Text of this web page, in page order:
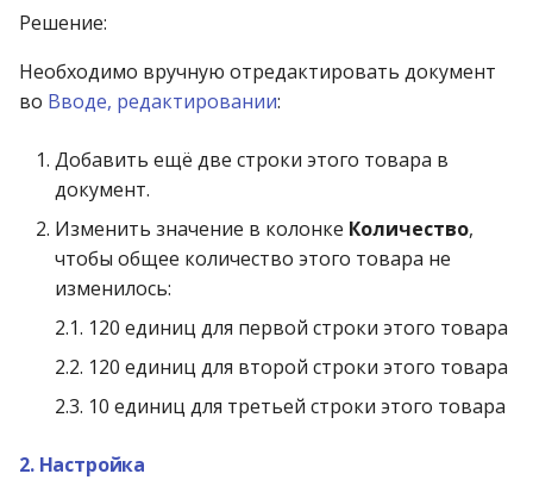
Решение:
Необходимо вручную отредактировать документ
во Вводе, редактировании:
Добавить ещё две строки этого товара в
документ.
Изменить значение в колонке Количество,
чтобы общее количество этого товара не
изменилось:
2.1. 120 единиц для первой строки этого товара
2.2. 120 единиц для второй строки этого товара
2.3. 10 единиц для третьей строки этого товара
2. Настройка